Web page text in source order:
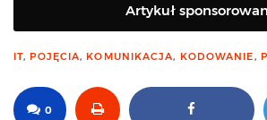
Artykuł
IT, POJĘCIA, KOMUNIKACJA, KODOWANIE,
0